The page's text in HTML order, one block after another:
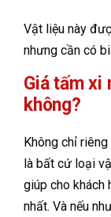
Vật liệu này
nhưng cần có
Giá tấm xi
không?
Không chỉ riêng
là bất cứ loại
giúp cho khách
nhất. Và nếu